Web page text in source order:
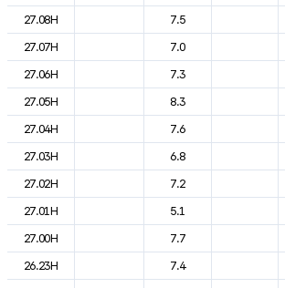
27.08H
7.5
27.07H
7.0
27.06H
7.3
27.05H
8.3
27.04H
7.6
27.03H
6.8
27.02H
7.2
27.01H
5.1
27.00H
7.7
26.23H
7.4